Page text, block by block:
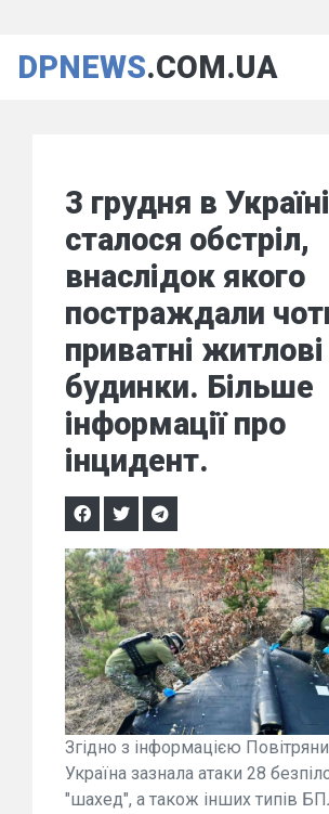
DPNEWS.COM.UA
3 грудня в Україні
сталося обстріл,
внаслідок якого
постраждали
приватні житлові
будинки. Більше
інформації про
інцидент.
Згідно з інформацією
Україна зазнала атаки 28
"шахед", а також інших типів